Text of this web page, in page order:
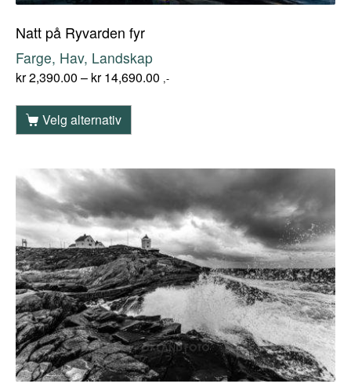
Natt på Ryvarden fyr
Farge, Hav, Landskap
kr2,390.00 – kr14,690.00 ,-
Velg alternativ